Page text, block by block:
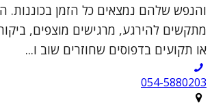
והנפש שלהם נמצאים כל הזמן בכוננות.
מתקשים להירגע, מרגישים מוצפים,
או תקועים בדפוסים שחוזרים שוב ו...
054-5880203